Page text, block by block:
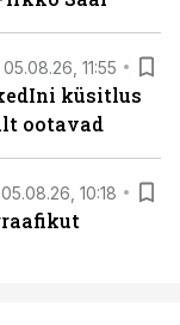
05.08.26, 11:55
küsitlus
ootavad
05.08.26, 10:18